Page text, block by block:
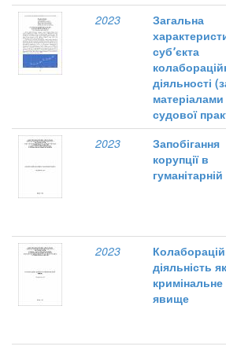
2023
Загальна
суб՚єкта
діяльності
матеріалами
судової
2023
Запобігання
корупції в
2023
діяльність як
кримінальне
явище